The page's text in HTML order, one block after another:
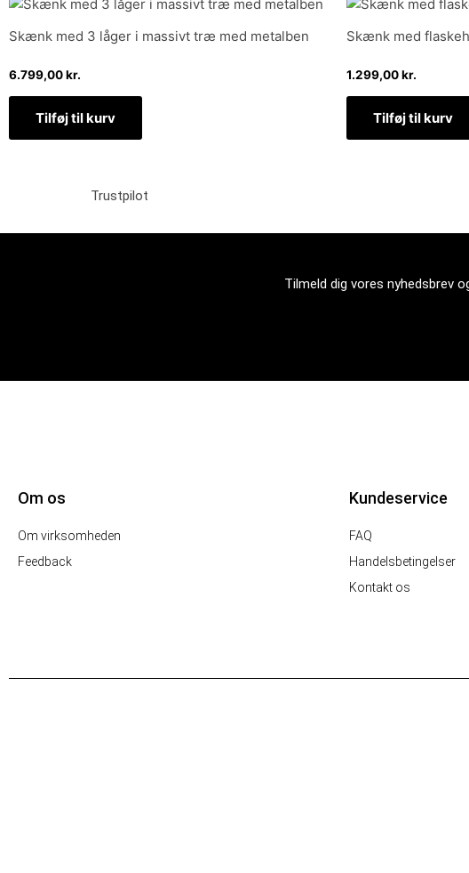
Skænk med 3 låger i massivt træ med metalben
6.799,00kr.
Tilføj til kurv
Skænk med
1.299,00kr.
Tilføj til kurv
Trustpilot
Tilmeld dig vores nyhedsbrev
Om os
Om virksomheden
Feedback
Kundeservice
FAQ
Handelsbetingelser
Kontakt os